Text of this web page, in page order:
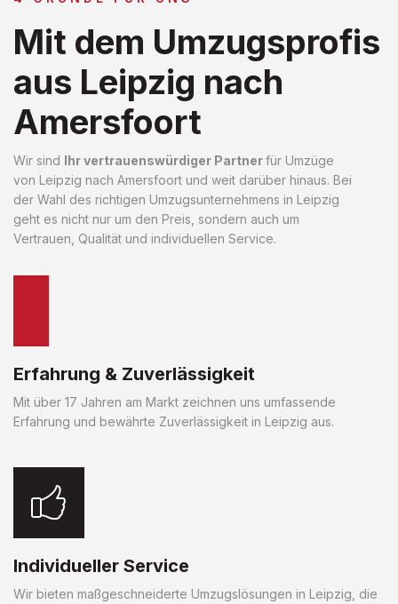
Mit dem Umzugsprofis
aus Leipzig nach
Amersfoort
Wir sind Ihr vertrauenswürdiger Partnerfür Umzüge
von Leipzig nach Amersfoort und weit darüber hinaus. Bei
der Wahl des richtigen Umzugsunternehmens in Leipzig
geht es nicht nur um den Preis, sondern auch um
Vertrauen, Qualität und individuellen Service.
Erfahrung & Zuverlässigkeit
Mit über 17 Jahren am Markt zeichnen uns umfassende
Erfahrung und bewährte Zuverlässigkeit in Leipzig aus.
Individueller Service
Wir bieten maßgeschneiderte Umzugslösungen in Leipzig, die